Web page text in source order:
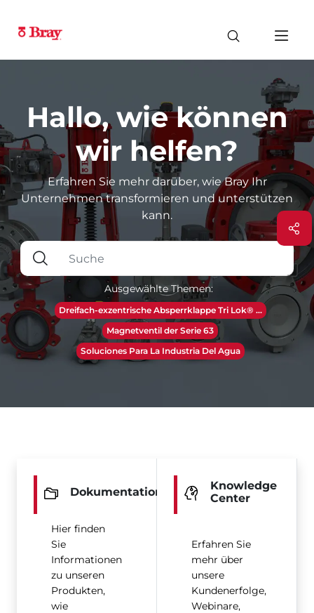
Hallo, wie können
wir helfen?
Erfahren Sie mehr darüber, wie Bray Ihr
Unternehmen transformieren und unterstützen
kann.
Ausgewählte Themen:
Dreifach-exzentrische Absperrklappe Tri Lok® ...
Magnetventil der Serie 63
Soluciones Para La Industria Del Agua
Dokumentation
Hier finden
Sie
Informationen
zu unseren
Produkten,
wie
Knowledge
Center
Erfahren Sie
mehr über
unsere
Kundenerfolge,
Webinare,